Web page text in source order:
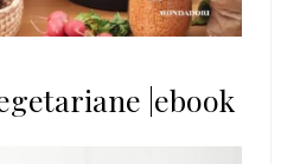
|ebook